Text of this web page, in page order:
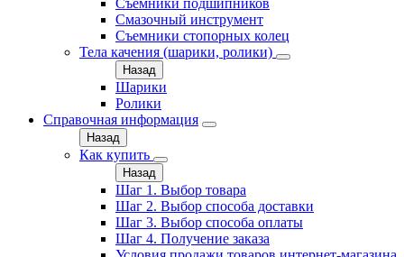
Съемники подшипников
Смазочный инструмент
Съемники стопорных колец
Тела качения (шарики, ролики)
Назад
Шарики
Ролики
Справочная информация
Назад
Как купить
Назад
Шаг 1. Выбор товара
Шаг 2. Выбор способа доставки
Шаг 3. Выбор способа оплаты
Шаг 4. Получение заказа